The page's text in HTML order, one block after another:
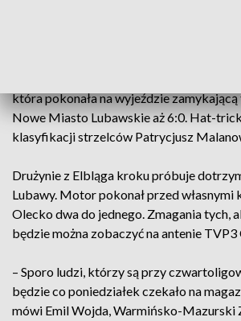
która pokonała na wyjeździe
Nowe Miasto Lubawskie aż 6:0. Hat-
klasyfikacji strzelców Patrycjusz
Drużynie z Elbląga kroku próbuje
Lubawy. Motor pokonał przed własnymi
Olecko dwa do jednego. Zmagania tych,
będzie można zobaczyć na antenie
– Sporo ludzi, którzy są przy
będzie co poniedziałek czekało na
mówi Emil Wojda, Warmińsko-Mazurski